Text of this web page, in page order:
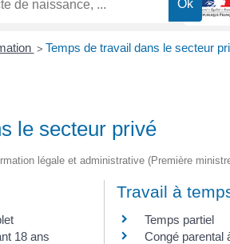
> Temps de travail dans le secteur
le secteur privé
légale et administrative (Première
18 ans
Travail à
Temps partiel
Congé parental